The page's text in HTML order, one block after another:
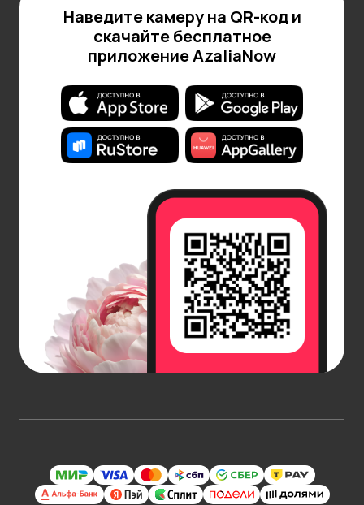
Наведите камеру на QR-код и
скачайте бесплатное
приложение AzaliaNow